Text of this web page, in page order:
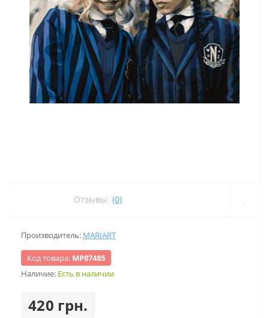
Отзывы: (0)
Производитель: MARIART
Код товара: МР87485
Наличие: Есть в наличии
420 грн.